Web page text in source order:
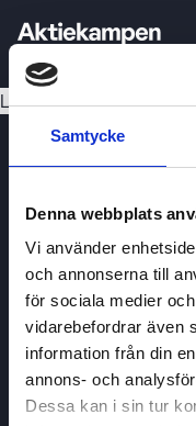
Samtycke
Denna webbplats
Vi använder
och annonserna till
för sociala medier
vidarebefordrar även
information från din
annons- och
Dessa kan i sin tur
Laddar data...
OmAktiekampen
Integritetspolicy